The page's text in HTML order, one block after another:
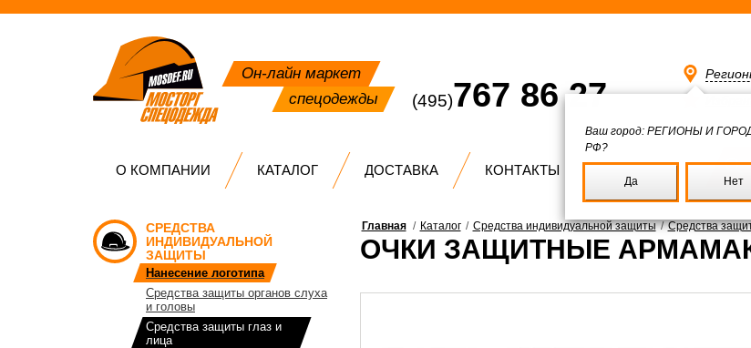
Он-лайн маркет
спецодежды
(495)767 86 27
Ваш город: РЕГИОНЫ И
РФ?
Да Нет
О КОМПАНИИ КАТАЛОГ ДОСТАВКА КОНТАКТЫ
СРЕДСТВА
ИНДИВИДУАЛЬНОЙ
ЗАЩИТЫ
Нанесение логотипа
Средства защиты органов слуха
и головы
Средства защиты глаз и
лица
Главная / Каталог / Средства индивидуальной защиты/Средства
ОЧКИ ЗАЩИТНЫЕ